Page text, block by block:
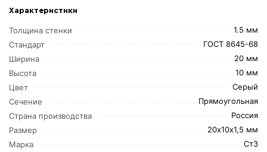
Характеристики
Толщина стенки
1.5 мм
Стандарт
ГОСТ 8645-68
Ширина
20 мм
Высота
10 мм
Цвет
Серый
Сечение
Прямоугольная
Страна производства
Россия
Размер
20х10х1,5 мм
Марка
Ст3